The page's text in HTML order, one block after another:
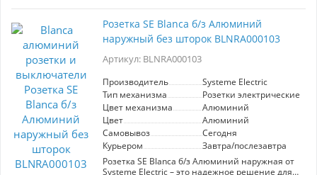
алюминий добавляет строгости и
элегантности, позволяя устройству
гармонично вписаться в различные стили
оформления помещений. Выбор данного
безопасность, так как он выполнен из
внешним воздействиям.
Выключатель SE Blanca станет отличным
решением для тех, кто ценит
функциональность и современный дизайн. Он
идеально подойдет для освещения как жилых,
так и коммерческих помещений, предлагая
удобство и надежность в каждодневном
использовании.
Розетка SE Blanca б/з Алюминий
наружный без шторок BLNRA000103
Артикул: BLNRA000103
Производитель
Systeme Electric
Тип механизма
Розетки электрические
Цвет механизма
Алюминий
Цвет
Алюминий
Самовывоз
Сегодня
Курьером
Завтра/послезавтра
Розетка SE Blanca б/з Алюминий наружная от
Systeme Electric – это надежное решение для